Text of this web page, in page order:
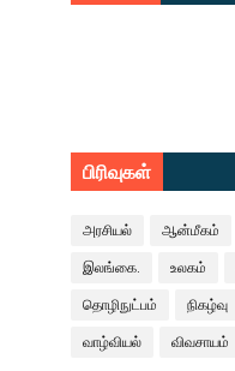
பிரிவுகள்
அரசியல் ஆன்மீகம்
இலங்கை. உலகம்
தொழிநுட்பம் நிகழ்வு
வாழ்வியல் விவசாயம்